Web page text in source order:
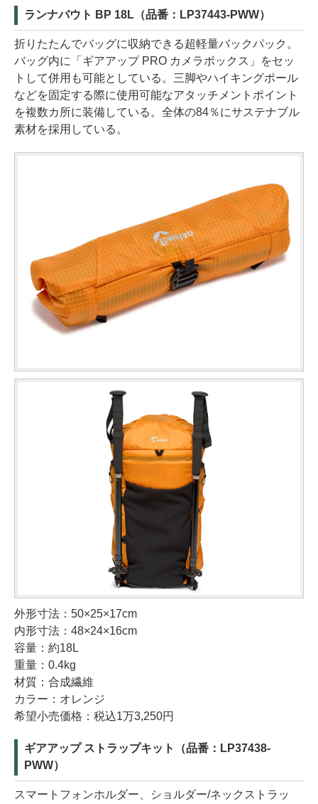
ランナバウト BP 18L（品番：LP37443-PWW）
折りたたんでバッグに収納できる超軽量バックパック。
バッグ内に「ギアアップ PRO カメラボックス」をセッ
トして併用も可能としている。三脚やハイキングポール
などを固定する際に使用可能なアタッチメントポイント
を複数カ所に装備している。全体の84％にサステナブル
素材を採用している。
外形寸法：50×25×17cm
内形寸法：48×24×16cm
容量：約18L
重量：0.4kg
材質：合成繊維
カラー：オレンジ
希望小売価格：税込1万3,250円
ギアアップ ストラップキット（品番：LP37438-
PWW）
スマートフォンホルダー、ショルダー/ネックストラッ